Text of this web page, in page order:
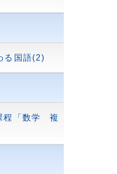
る国語(2)
程「数学 複